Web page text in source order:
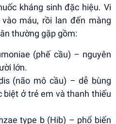
kháng sinh đặc hiệu. Vi
máu, rồi lan đến màng
thường gặp gồm:
(phế cầu) – nguyên
lớn.
(não mô cầu) – dễ bùng
biệt ở trẻ em và thanh thiếu
type b (Hib) – phổ biến